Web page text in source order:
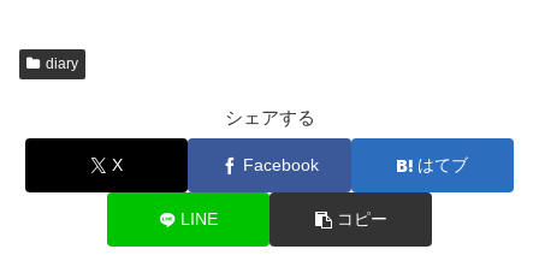
diary
シェアする
X Facebook はてブ
LINE コピー